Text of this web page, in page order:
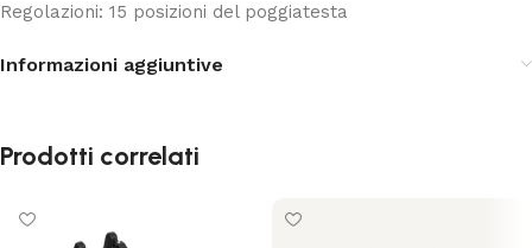
Regolazioni: 15 posizioni del poggiatesta
Informazioni aggiuntive
Prodotti correlati